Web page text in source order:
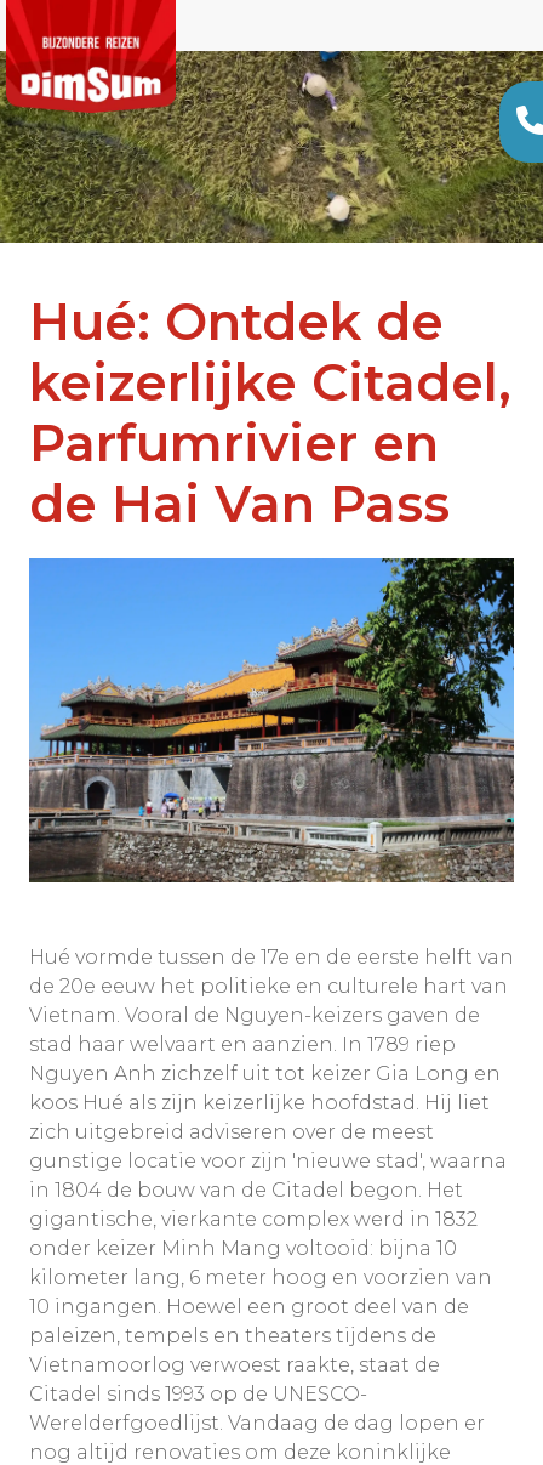
Hué: Ontdek de
keizerlijke Citadel,
Parfumrivier en
de Hai Van Pass
Hué vormde tussen de 17e en de eerste helft van
de 20e eeuw het politieke en culturele hart van
Vietnam. Vooral de Nguyen-keizers gaven de
stad haar welvaart en aanzien. In 1789 riep
Nguyen Anh zichzelf uit tot keizer Gia Long en
koos Hué als zijn keizerlijke hoofdstad. Hij liet
zich uitgebreid adviseren over de meest
gunstige locatie voor zijn 'nieuwe stad', waarna
in 1804 de bouw van de Citadel begon. Het
gigantische, vierkante complex werd in 1832
onder keizer Minh Mang voltooid: bijna 10
kilometer lang, 6 meter hoog en voorzien van
10 ingangen. Hoewel een groot deel van de
paleizen, tempels en theaters tijdens de
Vietnamoorlog verwoest raakte, staat de
Citadel sinds 1993 op de UNESCO-
Werelderfgoedlijst. Vandaag de dag lopen er
nog altijd renovaties om deze koninklijke